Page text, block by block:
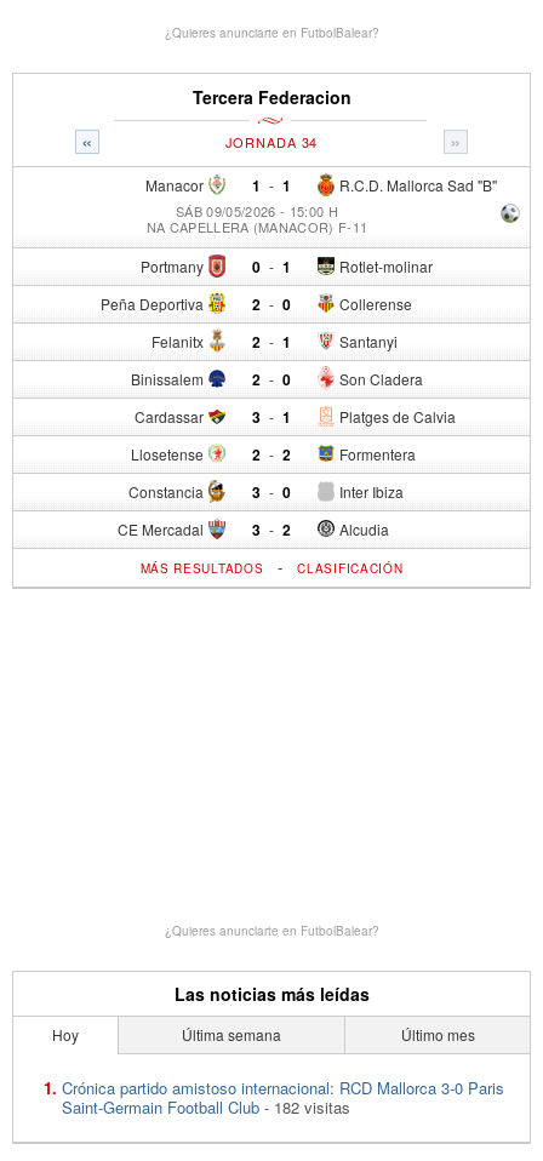
¿Quieres anunciarte en FutbolBalear?
Tercera Federacion
« »
JORNADA 34
Manacor 1 - R.C.D. Mallorca Sad "B"
1
SÁB 09/05/2026 - 15:00 H
NA CAPELLERA (MANACOR) F-11
Portmany 0 - Rotlet-molinar
1
Peña Deportiva 2 - Collerense
0
Felanitx 2 - Santanyi
1
Binissalem 2 - Son Cladera
0
Cardassar 3 - Platges de Calvia
1
Llosetense 2 - Formentera
2
Constancia 3 - Inter Ibiza
0
CE Mercadal 3 - Alcudia
2
MÁS RESULTADOS -CLASIFICACIÓN
¿Quieres anunciarte en FutbolBalear?
Las noticias más leídas
Hoy Última semana Último mes
Crónica partido amistoso internacional: RCD Mallorca 3-0 Paris
Saint-Germain Football Club - 182 visitas